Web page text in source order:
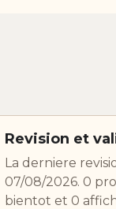
Revision et
La derniere
07/08/2026. 0
bientot et 0